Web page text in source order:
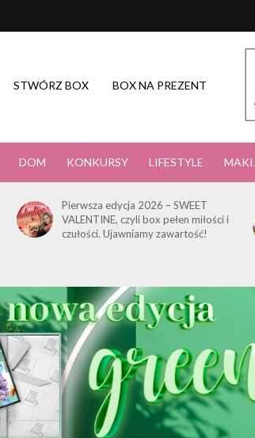
STWÓRZ BOX BOX NA PREZENT
DOM KONKURSY LIFESTYLE
Pierwsza edycja 2026 – SWEET
VALENTINE, czyli box pełen miłości i
czułości. Ujawniamy zawartość!